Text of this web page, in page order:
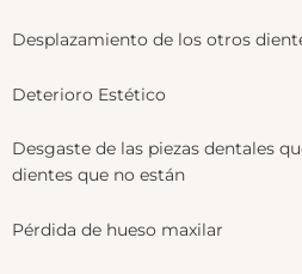
Desplazamiento de los otros
Deterioro Estético
Desgaste de las piezas dentales
dientes que no están
Pérdida de hueso maxilar